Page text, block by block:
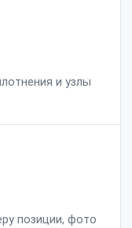
и узлы
позиции, фото